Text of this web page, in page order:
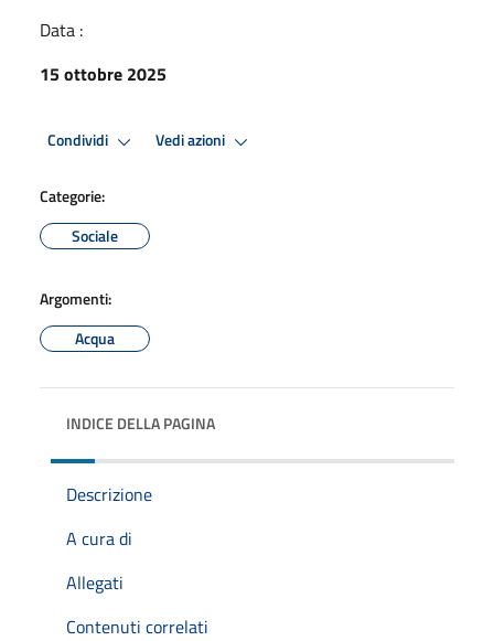
Data :
15 ottobre 2025
Condividi Vedi azioni
Categorie:
Sociale
Argomenti:
Acqua
INDICE DELLA PAGINA
Descrizione
A cura di
Allegati
Contenuti correlati